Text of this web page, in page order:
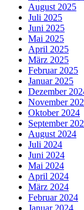
August 2025
Juli 2025
Juni 2025
Mai 2025
April 2025
März 2025
Februar 2025
Januar 2025
Dezember
November
Oktober 2024
September
August 2024
Juli 2024
Juni 2024
Mai 2024
April 2024
März 2024
Februar 2024